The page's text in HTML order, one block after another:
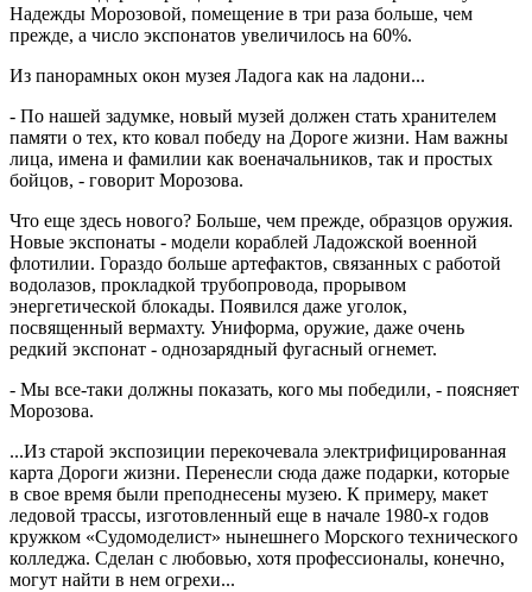
Надежды Морозовой, помещение в три раза больше, чем
прежде, а число экспонатов увеличилось на 60%.
Из панорамных окон музея Ладога как на ладони...
- По нашей задумке, новый музей должен стать хранителем
памяти о тех, кто ковал победу на Дороге жизни. Нам важны
лица, имена и фамилии как военачальников, так и простых
бойцов, - говорит Морозова.
Что еще здесь нового? Больше, чем прежде, образцов оружия.
Новые экспонаты - модели кораблей Ладожской военной
флотилии. Гораздо больше артефактов, связанных с работой
водолазов, прокладкой трубопровода, прорывом
энергетической блокады. Появился даже уголок,
посвященный вермахту. Униформа, оружие, даже очень
редкий экспонат - однозарядный фугасный огнемет.
- Мы все-таки должны показать, кого мы победили, - поясняет
Морозова.
...Из старой экспозиции перекочевала электрифицированная
карта Дороги жизни. Перенесли сюда даже подарки, которые
в свое время были преподнесены музею. К примеру, макет
ледовой трассы, изготовленный еще в начале 1980-х годов
кружком «Судомоделист» нынешнего Морского технического
колледжа. Сделан с любовью, хотя профессионалы, конечно,
могут найти в нем огрехи...